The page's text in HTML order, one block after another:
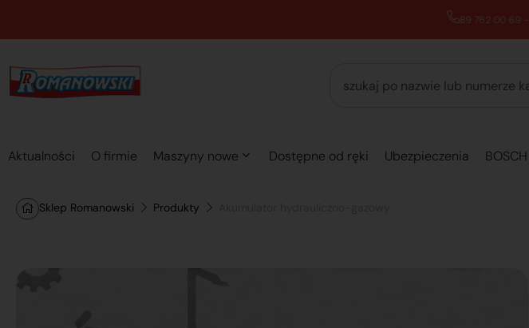
89 762 00 69 -
Aktualności O firmie Maszyny nowe Dostępne od ręki Ubezpieczenia
Sklep Romanowski Produkty